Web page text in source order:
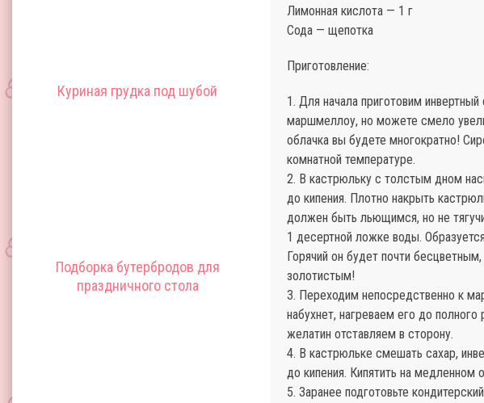
Куриная грудка под шубой
Подборка бутербродов для
праздничного стола
Лимонная кислота — 1 г
Сода — щепотка
Приготовление:
1. Для начала приготовим
маршмеллоу, но можете смело
облачка вы будете многократно!
комнатной температуре.
2. В кастрюльку с толстым дном
до кипения. Плотно накрыть
должен быть льющимся, но не
1 десертной ложке воды.
Горячий он будет почти
золотистым!
3. Переходим непосредственно к
набухнет, нагреваем его до
желатин отставляем в сторону.
4. В кастрюльке смешать сахар,
до кипения. Кипятить на
5. Заранее подготовьте